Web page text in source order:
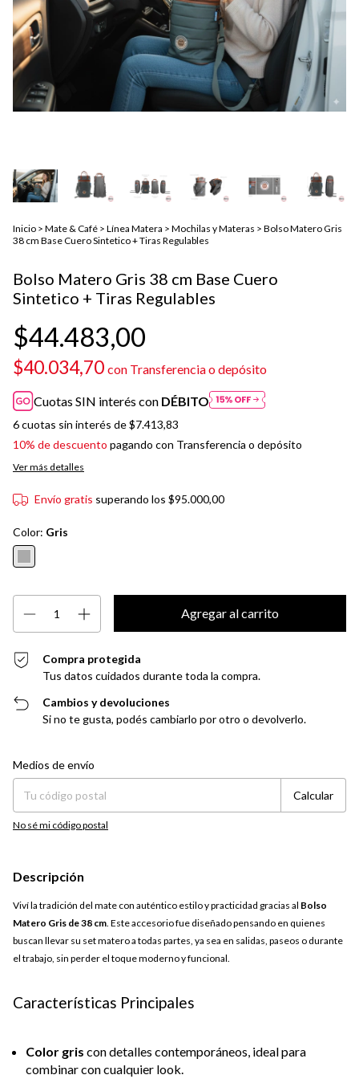
Inicio > Mate & Café > Línea Matera > Mochilas y Materas > Bolso Matero Gris
38 cm Base Cuero Sintetico + Tiras Regulables
Bolso Matero Gris 38 cm Base Cuero
Sintetico + Tiras Regulables
$44.483,00
$40.034,70 con Transferencia o depósito
Cuotas SIN interés con DÉBITO
6cuotas sin interés de$7.413,83
10% de descuento pagando con Transferencia o depósito
Ver más detalles
Envío gratis superando los $95.000,00
Color: Gris
Compra protegida
Tus datos cuidados durante toda la compra.
Cambios y devoluciones
Si no te gusta, podés cambiarlo por otro o devolverlo.
Entregas para el CP:
Medios de envío
Calcular
No sé mi código postal
Descripción
Viví la tradición del mate con auténtico estilo y practicidad gracias al Bolso
Matero Gris de 38 cm. Este accesorio fue diseñado pensando en quienes
buscan llevar su set matero a todas partes, ya sea en salidas, paseos o durante
el trabajo, sin perder el toque moderno y funcional.
Características Principales
Color gris con detalles contemporáneos, ideal para
combinar con cualquier look.